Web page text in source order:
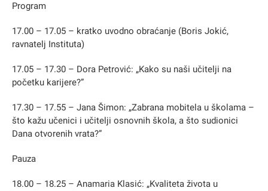
Program
17.00 – 17.05 – kratko uvodno obraćanje (Boris Jokić,
ravnatelj Instituta)
17.05 – 17.30 – Dora Petrović: „Kako su naši učitelji na
početku karijere?”
17.30 – 17.55 – Jana Šimon: „Zabrana mobitela u školama –
što kažu učenici i učitelji osnovnih škola, a što sudionici
Dana otvorenih vrata?”
Pauza
18.00 – 18.25 – Anamaria Klasić: „Kvaliteta života u